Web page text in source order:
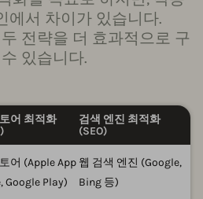
에서 차이가 있습니다.
전략을 더 효과적으로 구
있습니다.
어 최적화
검색 엔진 최적화
(SEO)
어 (Apple App
Google Play)
웹 검색 엔진 (Google,
Bing 등)